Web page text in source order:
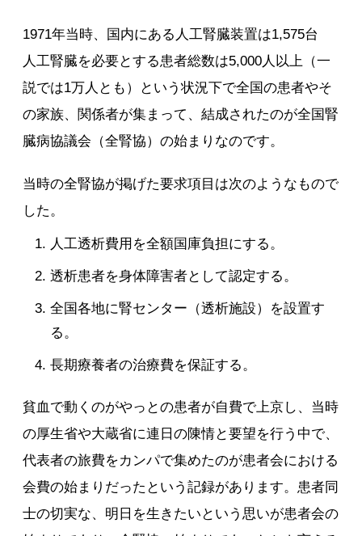
1971年当時、国内にある人工腎臓装置は1,575台
人工腎臓を必要とする患者総数は5,000人以上（一
説では1万人とも）という状況下で全国の患者やそ
の家族、関係者が集まって、結成されたのが全国腎
臓病協議会（全腎協）の始まりなのです。
当時の全腎協が掲げた要求項目は次のようなもので
した。
人工透析費用を全額国庫負担にする。
透析患者を身体障害者として認定する。
全国各地に腎センター（透析施設）を設置す
る。
長期療養者の治療費を保証する。
貧血で動くのがやっとの患者が自費で上京し、当時
の厚生省や大蔵省に連日の陳情と要望を行う中で、
代表者の旅費をカンパで集めたのが患者会における
会費の始まりだったという記録があります。患者同
士の切実な、明日を生きたいという思いが患者会の